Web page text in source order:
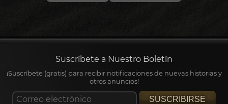
Suscríbete a Nuestro Boletín
¡Suscríbete (gratis) para recibir notificaciones de nuevas historias y
otros anuncios!
SUSCRIBIRSE